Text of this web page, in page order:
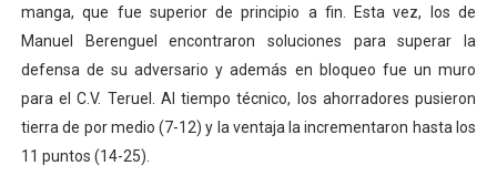
manga, que fue superior de principio a fin. Esta vez, los de
Manuel Berenguel encontraron soluciones para superar la
defensa de su adversario y además en bloqueo fue un muro
para el C.V. Teruel. Al tiempo técnico, los ahorradores pusieron
tierra de por medio (7-12) y la ventaja la incrementaron hasta los
11 puntos (14-25).